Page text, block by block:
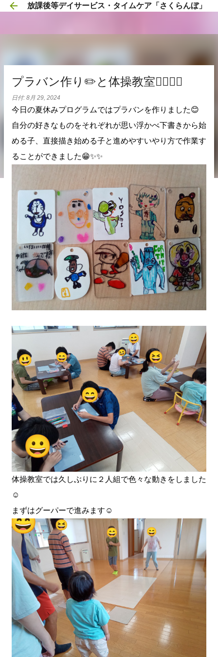
スキップしてメイン コンテンツに移動
放課後等デイサービス・タイムケア「さくらんぼ」
プラバン作り✏️と体操教室🏃‍♀️🏃‍♂️
日付: 8月 29, 2024
今日の夏休みプログラムではプラバンを作りました😊
自分の好きなものをそれぞれが思い浮かべ下書きから始
める子、直接描き始める子と進めやすいやり方で作業す
ることができました😁✨✨
体操教室では久しぶりに２人組で色々な動きをしました
☺️
まずはグーパーで進みます☺️